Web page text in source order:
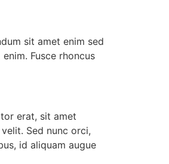
sit amet enim sed
Fusce rhoncus
erat, sit amet
Sed nunc orci,
id aliquam augue